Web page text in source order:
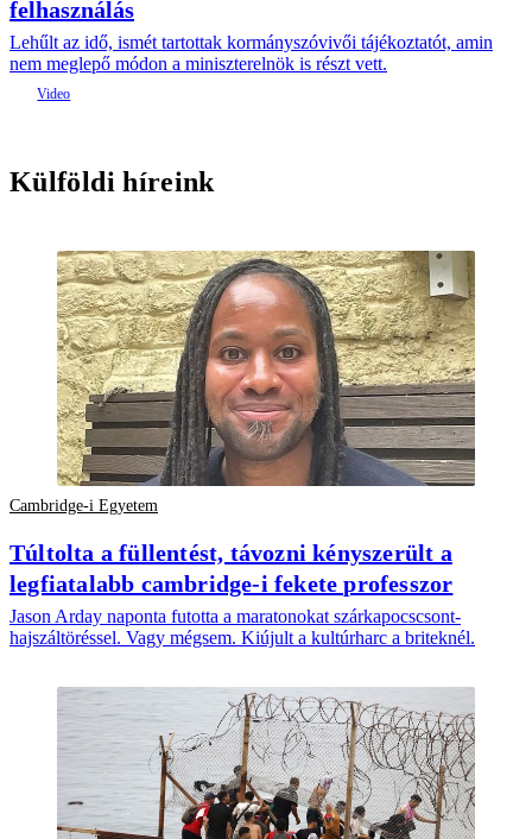
felhasználás
Lehűlt az idő, ismét tartottak kormányszóvivői tájékoztatót, amin
nem meglepő módon a miniszterelnök is részt vett.
Külföldi híreink
Cambridge-i Egyetem
Túltolta a füllentést, távozni kényszerült a
legfiatalabb cambridge-i fekete professzor
Jason Arday naponta futotta a maratonokat szárkapocscsont-
hajszáltöréssel. Vagy mégsem. Kiújult a kultúrharc a briteknél.